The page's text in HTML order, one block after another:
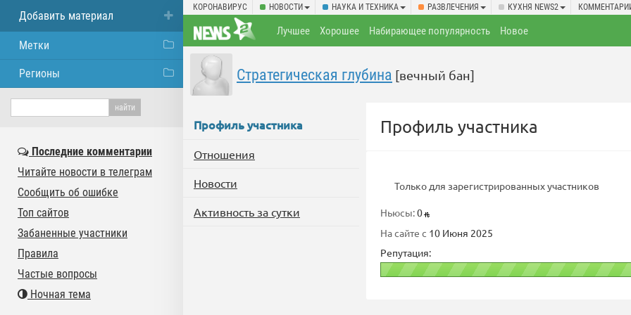
КОРОНАВИРУС НОВОСТИ НАУКА И ТЕХНИКА РАЗВЛЕЧЕНИЯ КУХНЯ NEWS2
Лучшее Хорошее Набирающее популярность Новое
Стратегическая глубина [вечный бан]
Профиль участника
Отношения
Новости
Активность за сутки
Профиль участника
Только для зарегистрированных участников
Ньюсы:0
На сайте с 10 Июня 2025
Репутация:
Добавить материал
Метки
Регионы
Последние комментарии
Читайте новости в телеграм
Сообщить об ошибке
Топ сайтов
Забаненные участники
Правила
Частые вопросы
Ночная тема